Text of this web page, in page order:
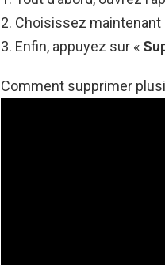
Choisissez maintenant
Enfin, appuyez sur «
Comment supprimer